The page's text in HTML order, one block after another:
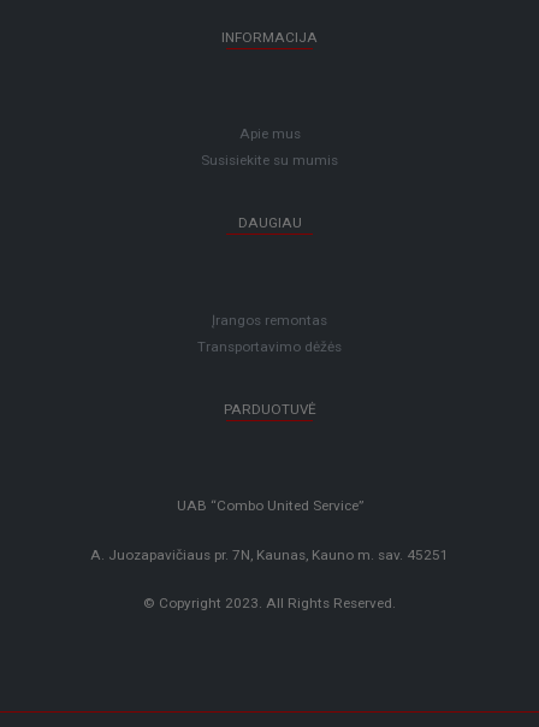
INFORMACIJA
Apie mus
Susisiekite su mumis
DAUGIAU
Įrangos remontas
Transportavimo dėžės
PARDUOTUVĖ
UAB “Combo United Service”
A. Juozapavičiaus pr. 7N, Kaunas, Kauno m. sav. 45251
© Copyright 2023. All Rights Reserved.